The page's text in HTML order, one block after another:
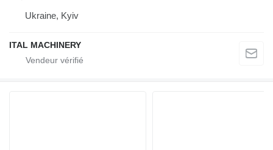
Ukraine, Kyiv
ITAL MACHINERY